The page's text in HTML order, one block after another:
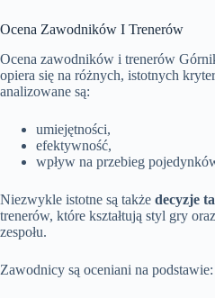
Ocena Zawodników I Trenerów
Ocena zawodników i trenerów
opiera się na różnych, istotnych
analizowane są:
umiejętności,
efektywność,
wpływ na przebieg
Niezwykle istotne są także decyzje
trenerów, które kształtują styl gry
zespołu.
Zawodnicy są oceniani na podstawie: